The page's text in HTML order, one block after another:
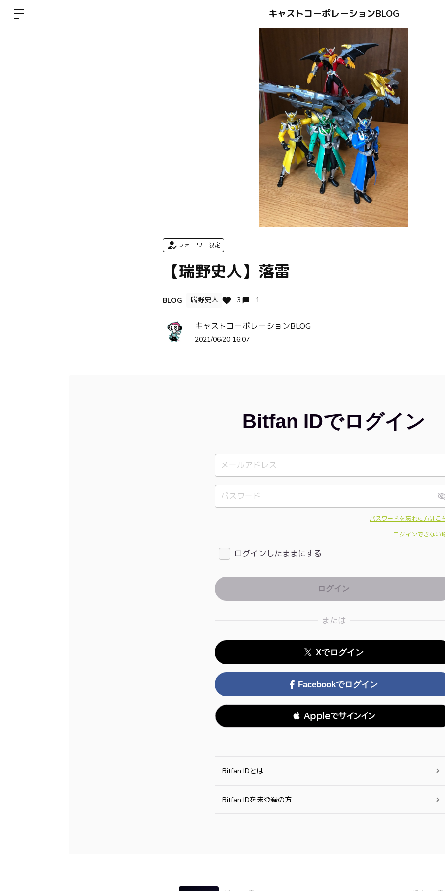
キャストコーポレーションBLOG
フォロワー限定
【瑞野史人】落雷
BLOG 瑞野史人 3 1
キャストコーポレーションBLOG
2021/06/20 16:07
Bitfan IDでログイン
パスワードを忘れた方はこ
ログインできない
ログインしたままにする
または
Xでログイン
Facebookでログイン
 Appleでサインイン
Bitfan IDとは
Bitfan IDを未登録の方